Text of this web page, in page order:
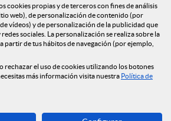
Tablón de anuncios
Política de cookies
Aviso legal
Seguridad Online
Privacidad
Canal denuncias
Descarga ahora
cookies propias y de terceros con fines de análisis
web), de personalización de contenido (por
vídeos) y de personalización de la publicidad que
sociales. La personalización se realiza sobre la
partir de tus hábitos de navegación (por ejemplo,
rechazar el uso de cookies utilizando los botones
más información visita nuestra Política de